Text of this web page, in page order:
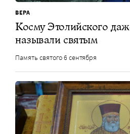
ВЕРА
Косму Этолийского
называли святым
Память святого 6 сентября